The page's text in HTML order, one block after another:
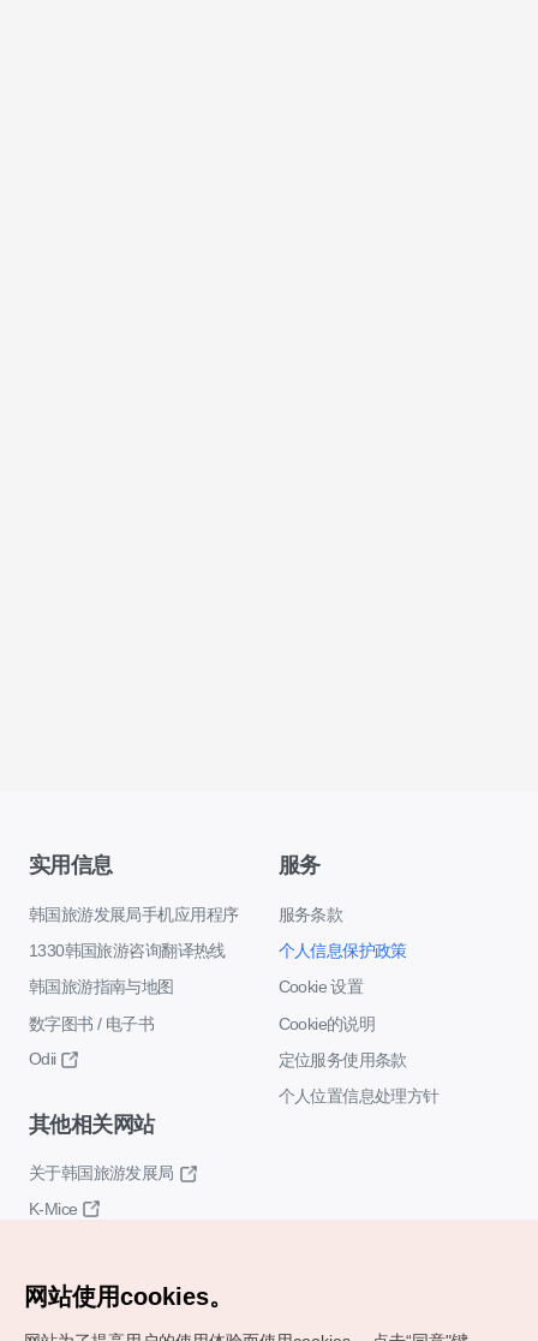
实用信息
韩国旅游发展局手机应用程序
1330韩国旅游咨询翻译热线
韩国旅游指南与地图
数字图书 / 电子书
Odii
服务
服务条款
个人信息保护政策
Cookie 设置
Cookie的说明
定位服务使用条款
个人位置信息处理方针
其他相关网站
关于韩国旅游发展局
K-Mice
网站使用cookies。